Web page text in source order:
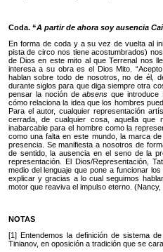
Coda. “A partir de ahora soy ausencia
En forma de coda y a su vez de vuelta al
pista de circo nos tiene acostumbrados)
de Dios en este mito al que Terrenal nos
interesa a su obra es el Dios Mito.
hablan sobre todo de nosotros, no de él,
durante siglos para que diga siempre otra
pensar la noción deabsensque introduce
cómo relaciona la idea que los hombres
Para el autor, cualquier representación
cerrada, de cualquier cosa, aquella
inabarcable para el hombre como la
como una falta en este mundo, la marca
presencia. Se manifiesta a nosotros de
de sentido, la ausencia en el seno de la
representación. El Dios/Representación,
medio del lenguaje que pone a funcionar
explicar y gracias a lo cual seguimos
motor que reaviva el impulso eterno. (Nancy,
NOTAS
[1] Entendemos la definición de sistema
Tinianov, en oposición a tradición que se